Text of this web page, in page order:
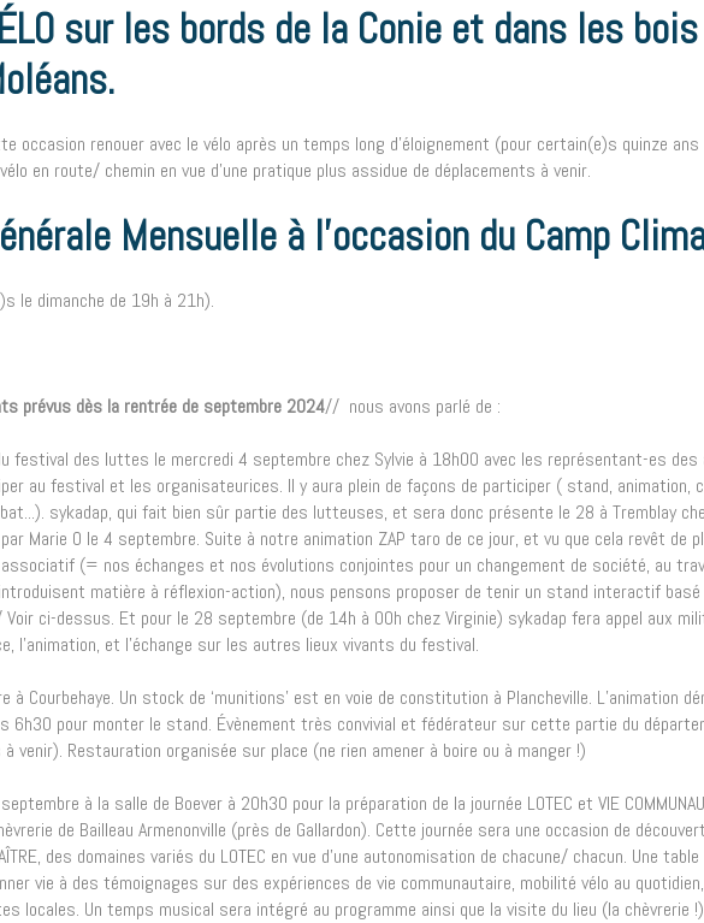
sur les bords de la Conie et dans les
occasion renouer avec le vélo après un temps long d’éloignement (pour certain(e)s quinze ans
en route/ chemin en vue d’une pratique plus assidue de déplacements à venir.
Mensuelle à l’occasion du Camp
le dimanche de 19h à 21h).
prévus dès la rentrée de septembre 2024// nous avons parlé de :
festival des luttes le mercredi 4 septembre chez Sylvie à 18h00 avec les représentant-es
au festival et les organisateurices. Il y aura plein de façons de participer ( stand, animation,
sykadap, qui fait bien sûr partie des lutteuses, et sera donc présente le 28 à Tremblay
Marie O le 4 septembre. Suite à notre animation ZAP taro de ce jour, et vu que cela revêt de
(= nos échanges et nos évolutions conjointes pour un changement de société, au
matière à réflexion-action), nous pensons proposer de tenir un stand interactif
Voir ci-dessus. Et pour le 28 septembre (de 14h à 00h chez Virginie) sykadap fera appel aux
l’animation, et l'échange sur les autres lieux vivants du festival.
à Courbehaye. Un stock de ‘munitions’ est en voie de constitution à Plancheville. L’animation
6h30 pour monter le stand. Évènement très convivial et fédérateur sur cette partie du
à venir). Restauration organisée sur place (ne rien amener à boire ou à manger !)
à la salle de Boever à 20h30 pour la préparation de la journée LOTEC et VIE
de Bailleau Armenonville (près de Gallardon). Cette journée sera une occasion de
des domaines variés du LOTEC en vue d’une autonomisation de chacune/ chacun. Une
vie à des témoignages sur des expériences de vie communautaire, mobilité vélo au quotidien,
locales. Un temps musical sera intégré au programme ainsi que la visite du lieu (la chèvrerie